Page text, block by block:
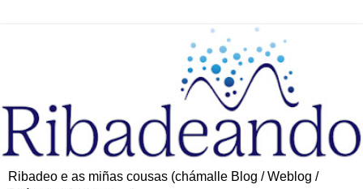
Ribadeo e as miñas cousas (chámalle Blog / Weblog /